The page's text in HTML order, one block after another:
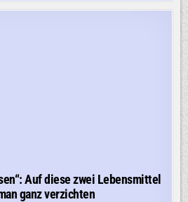
Auf diese zwei Lebensmittel
ganz verzichten